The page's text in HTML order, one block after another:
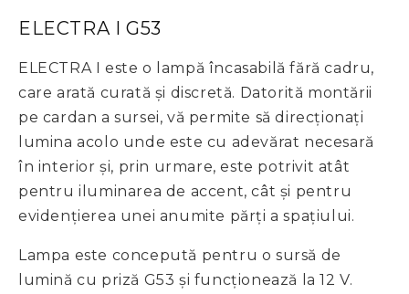
ELECTRA I G53
ELECTRA I este o lampă încasabilă fără cadru,
care arată curată și discretă. Datorită montării
pe cardan a sursei, vă permite să direcționați
lumina acolo unde este cu adevărat necesară
în interior și, prin urmare, este potrivit atât
pentru iluminarea de accent, cât și pentru
evidențierea unei anumite părți a spațiului.
Lampa este concepută pentru o sursă de
lumină cu priză G53 și funcționează la 12 V.